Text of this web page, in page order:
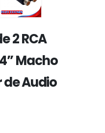
2 RCA
Macho
Audio